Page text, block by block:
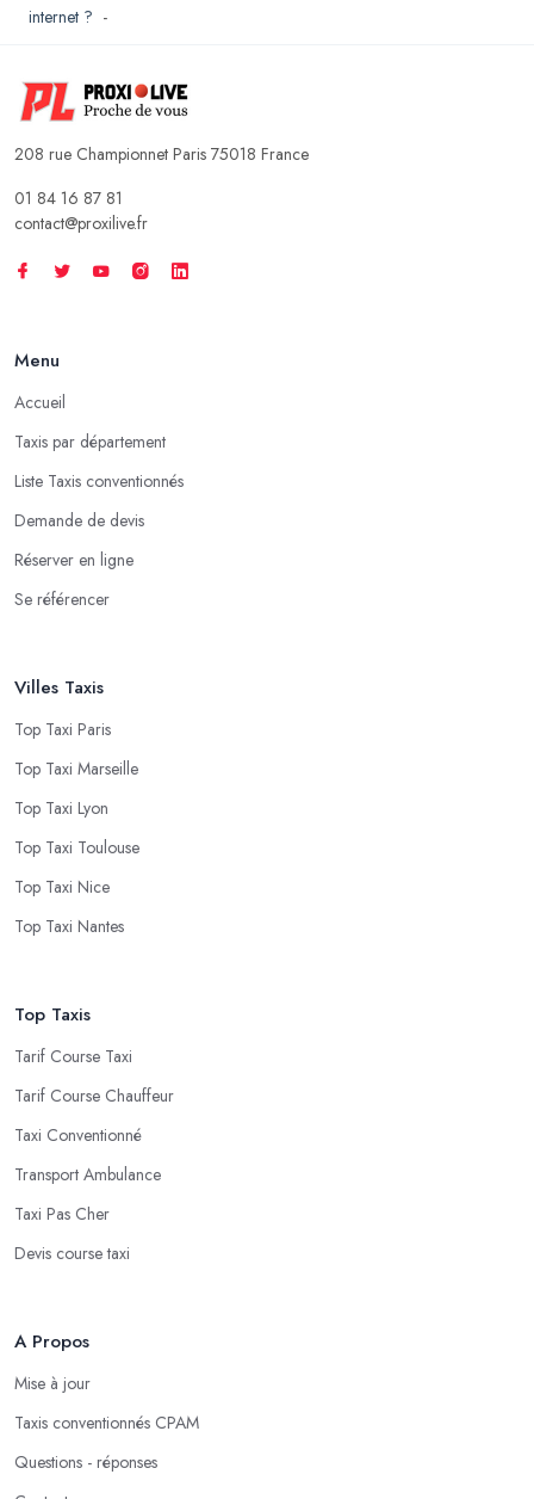
internet ? -
208 rue Championnet Paris 75018 France
01 84 16 87 81
contact@proxilive.fr
Menu
Accueil
Taxis par département
Liste Taxis conventionnés
Demande de devis
Réserver en ligne
Se référencer
Villes Taxis
Top Taxi Paris
Top Taxi Marseille
Top Taxi Lyon
Top Taxi Toulouse
Top Taxi Nice
Top Taxi Nantes
Top Taxis
Tarif Course Taxi
Tarif Course Chauffeur
Taxi Conventionné
Transport Ambulance
Taxi Pas Cher
Devis course taxi
A Propos
Mise à jour
Taxis conventionnés CPAM
Questions - réponses